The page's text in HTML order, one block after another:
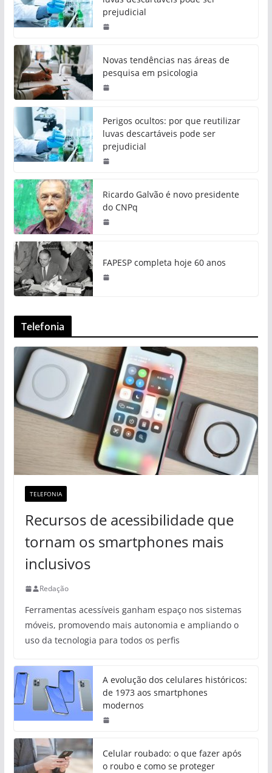
prejudicial
Novas tendências nas áreas de
pesquisa em psicologia
Perigos ocultos: por que reutilizar
luvas descartáveis pode ser
prejudicial
Ricardo Galvão é novo presidente
do CNPq
FAPESP completa hoje 60 anos
Telefonia
TELEFONIA
Recursos de acessibilidade que
tornam os smartphones mais
inclusivos
Redação
Ferramentas acessíveis ganham espaço nos sistemas
móveis, promovendo mais autonomia e ampliando o
uso da tecnologia para todos os perfis
A evolução dos celulares históricos:
de 1973 aos smartphones
modernos
Celular roubado: o que fazer após
o roubo e como se proteger